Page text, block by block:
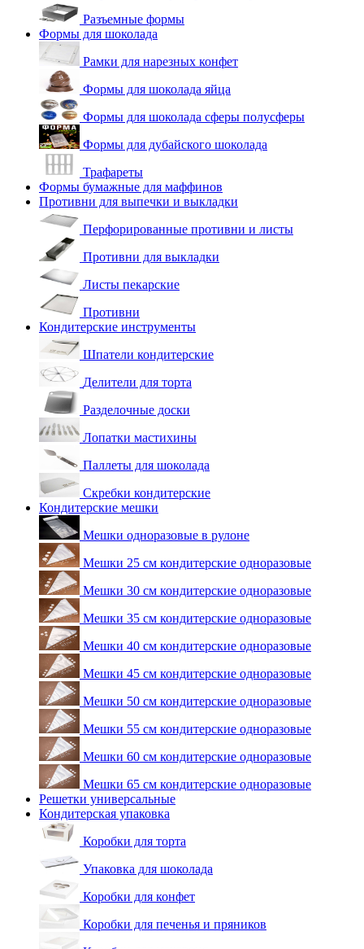
Разъемные формы
Формы для шоколада
Рамки для нарезных конфет
Формы для шоколада яйца
Формы для шоколада сферы полусферы
Формы для дубайского шоколада
Трафареты
Формы бумажные для маффинов
Противни для выпечки и выкладки
Перфорированные противни и листы
Противни для выкладки
Листы пекарские
Противни
Кондитерские инструменты
Шпатели кондитерские
Делители для торта
Разделочные доски
Лопатки мастихины
Паллеты для шоколада
Скребки кондитерские
Кондитерские мешки
Мешки одноразовые в рулоне
Мешки 25 см кондитерские одноразовые
Мешки 30 см кондитерские одноразовые
Мешки 35 см кондитерские одноразовые
Мешки 40 см кондитерские одноразовые
Мешки 45 см кондитерские одноразовые
Мешки 50 см кондитерские одноразовые
Мешки 55 см кондитерские одноразовые
Мешки 60 см кондитерские одноразовые
Мешки 65 см кондитерские одноразовые
Решетки универсальные
Кондитерская упаковка
Коробки для торта
Упаковка для шоколада
Коробки для конфет
Коробки для печенья и пряников